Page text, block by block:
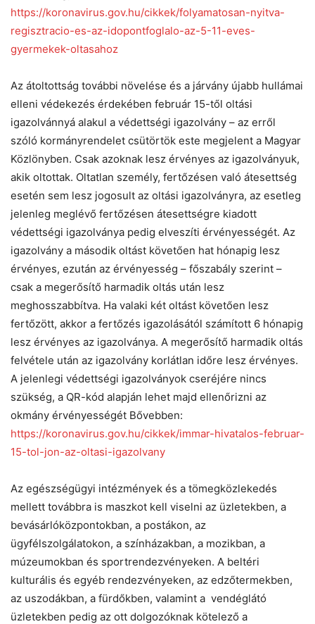
https://koronavirus.gov.hu/cikkek/folyamatosan-nyitva-
regisztracio-es-az-idopontfoglalo-az-5-11-eves-
gyermekek-oltasahoz
Az átoltottság további növelése és a járvány újabb hullámai
elleni védekezés érdekében február 15-től oltási
igazolvánnyá alakul a védettségi igazolvány – az erről
szóló kormányrendelet csütörtök este megjelent a Magyar
Közlönyben. Csak azoknak lesz érvényes az igazolványuk,
akik oltottak. Oltatlan személy, fertőzésen való átesettség
esetén sem lesz jogosult az oltási igazolványra, az esetleg
jelenleg meglévő fertőzésen átesettségre kiadott
védettségi igazolványa pedig elveszíti érvényességét. Az
igazolvány a második oltást követően hat hónapig lesz
érvényes, ezután az érvényesség – főszabály szerint –
csak a megerősítő harmadik oltás után lesz
meghosszabbítva. Ha valaki két oltást követően lesz
fertőzött, akkor a fertőzés igazolásától számított 6 hónapig
lesz érvényes az igazolványa. A megerősítő harmadik oltás
felvétele után az igazolvány korlátlan időre lesz érvényes.
A jelenlegi védettségi igazolványok cseréjére nincs
szükség, a QR-kód alapján lehet majd ellenőrizni az
okmány érvényességét Bővebben:
https://koronavirus.gov.hu/cikkek/immar-hivatalos-februar-
15-tol-jon-az-oltasi-igazolvany
Az egészségügyi intézmények és a tömegközlekedés
mellett továbbra is maszkot kell viselni az üzletekben, a
bevásárlóközpontokban, a postákon, az
ügyfélszolgálatokon, a színházakban, a mozikban, a
múzeumokban és sportrendezvényeken. A beltéri
kulturális és egyéb rendezvényeken, az edzőtermekben,
az uszodákban, a fürdőkben, valamint a vendéglátó
üzletekben pedig az ott dolgozóknak kötelező a